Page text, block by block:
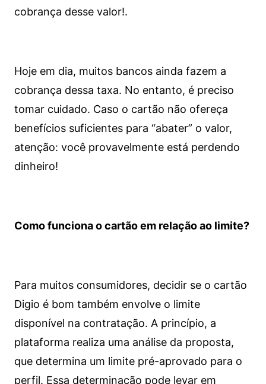
cobrança desse valor!.
Hoje em dia, muitos bancos ainda fazem a
cobrança dessa taxa. No entanto, é preciso
tomar cuidado. Caso o cartão não ofereça
benefícios suficientes para “abater” o valor,
atenção: você provavelmente está perdendo
dinheiro!
Como funciona o cartão em relação ao limite?
Para muitos consumidores, decidir se o cartão
Digio é bom também envolve o limite
disponível na contratação. A princípio, a
plataforma realiza uma análise da proposta,
que determina um limite pré-aprovado para o
perfil. Essa determinação pode levar em